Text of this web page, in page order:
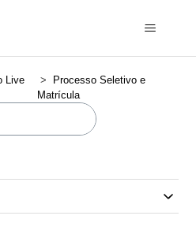
Live
Processo Seletivo e
Matrícula